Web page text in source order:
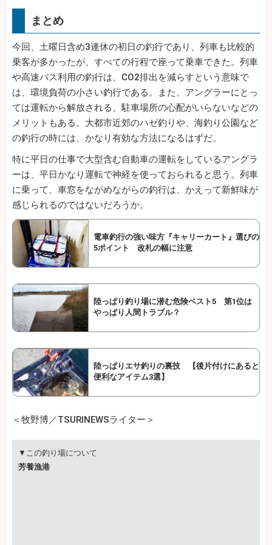
まとめ
今回、土曜日含め3連休の初日の釣行であり、列車も比較的
乗客が多かったが、すべての行程で座って乗車できた。列車
や高速バス利用の釣行は、CO2排出を減らすという意味で
は、環境負荷の小さい釣行である。また、アングラーにとっ
ては運転から解放される、駐車場所の心配がいらないなどの
メリットもある。大都市近郊のハゼ釣りや、海釣り公園など
の釣行の時には、かなり有効な方法になるはずだ。
特に平日の仕事で大型含む自動車の運転をしているアングラ
ーは、平日かなり運転で神経を使っておられると思う。列車
に乗って、車窓をながめながらの釣行は、かえって新鮮味が
感じられるのではないだろうか。
電車釣行の強い味方『キャリーカート』選びの
5ポイント 改札の幅に注意
陸っぱり釣り場に潜む危険ベスト5 第1位は
やっぱり人間トラブル？
陸っぱりエサ釣りの裏技 【後片付けにあると
便利なアイテム3選】
＜牧野博／TSURINEWSライター＞
▼この釣り場について
芳養漁港